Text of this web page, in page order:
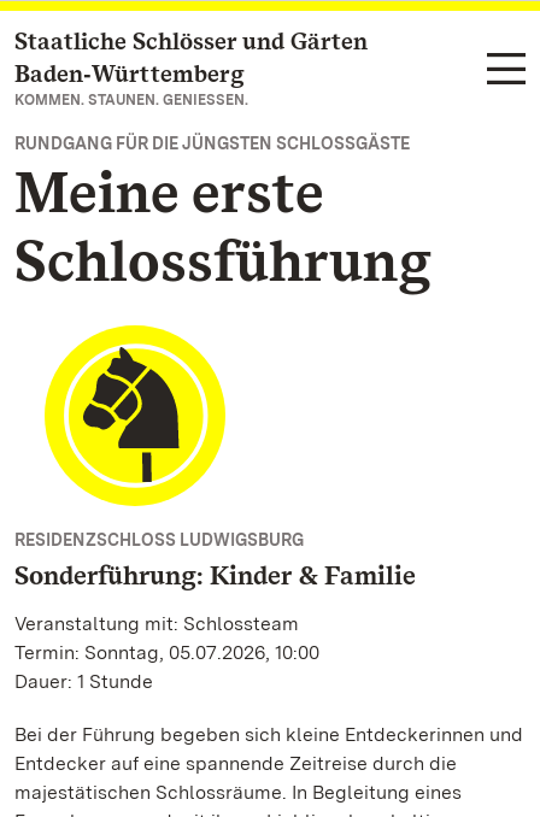
Zum Hauptinhalt springen
Staatliche Schlösser und Gärten
Baden‑Württemberg
KOMMEN. STAUNEN. GENIESSEN.
RUNDGANG FÜR DIE JÜNGSTEN SCHLOSSGÄSTE
Meine erste
Schlossführung
RESIDENZSCHLOSS LUDWIGSBURG
Sonderführung: Kinder & Familie
Veranstaltung mit: Schlossteam
Termin: Sonntag, 05.07.2026, 10:00
Dauer: 1 Stunde
Bei der Führung begeben sich kleine Entdeckerinnen und
Entdecker auf eine spannende Zeitreise durch die
majestätischen Schlossräume. In Begleitung eines